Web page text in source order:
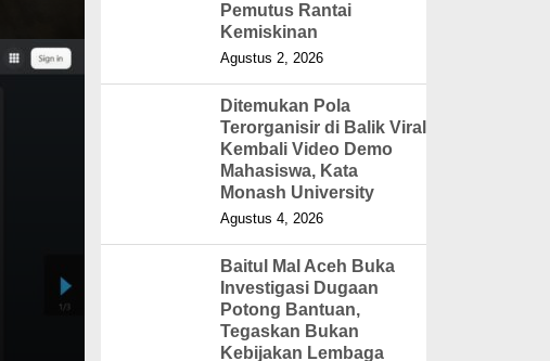
Pemutus Rantai
Kemiskinan
Agustus 2, 2026
Ditemukan Pola
Terorganisir di Balik Viral
Kembali Video Demo
Mahasiswa, Kata
Monash University
Agustus 4, 2026
Baitul Mal Aceh Buka
Investigasi Dugaan
Potong Bantuan,
Tegaskan Bukan
Kebijakan Lembaga